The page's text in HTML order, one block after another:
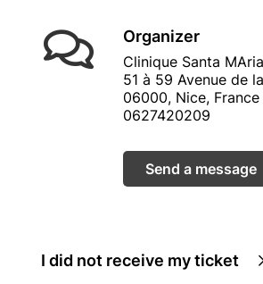
Organizer
Clinique Santa MAria
51 à 59 Avenue de
06000, Nice, France
0627420209
Send a message
I did not receive my ticket